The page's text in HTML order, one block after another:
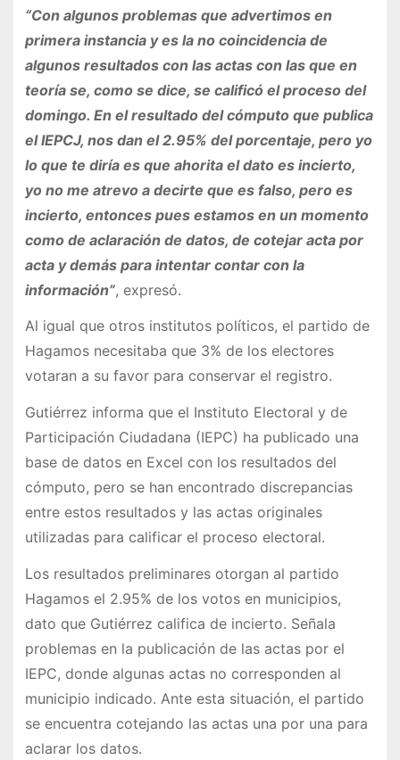
“Con algunos problemas que advertimos en
primera instancia y es la no coincidencia de
algunos resultados con las actas con las que en
teoría se, como se dice, se calificó el proceso del
domingo. En el resultado del cómputo que publica
el IEPCJ, nos dan el 2.95% del porcentaje, pero yo
lo que te diría es que ahorita el dato es incierto,
yo no me atrevo a decirte que es falso, pero es
incierto, entonces pues estamos en un momento
como de aclaración de datos, de cotejar acta por
acta y demás para intentar contar con la
información”, expresó.
Al igual que otros institutos políticos, el partido de
Hagamos necesitaba que 3% de los electores
votaran a su favor para conservar el registro.
Gutiérrez informa que el Instituto Electoral y de
Participación Ciudadana (IEPC) ha publicado una
base de datos en Excel con los resultados del
cómputo, pero se han encontrado discrepancias
entre estos resultados y las actas originales
utilizadas para calificar el proceso electoral.
Los resultados preliminares otorgan al partido
Hagamos el 2.95% de los votos en municipios,
dato que Gutiérrez califica de incierto. Señala
problemas en la publicación de las actas por el
IEPC, donde algunas actas no corresponden al
municipio indicado. Ante esta situación, el partido
se encuentra cotejando las actas una por una para
aclarar los datos.